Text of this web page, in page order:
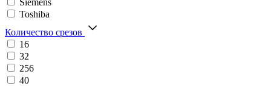
Toshiba
Количество срезов
16
32
256
40